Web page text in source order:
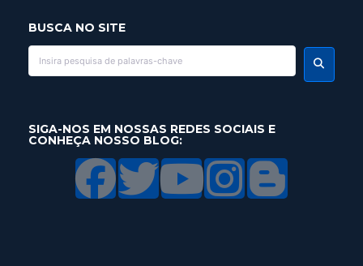
BUSCA NO SITE
SIGA-NOS EM NOSSAS REDES SOCIAIS E
CONHEÇA NOSSO BLOG: